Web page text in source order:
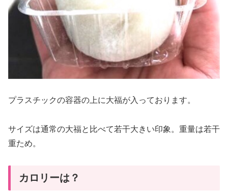
プラスチックの容器の上に大福が入っております。
サイズは通常の大福と比べて若干大きい印象。重量は若干
重ため。
カロリーは？